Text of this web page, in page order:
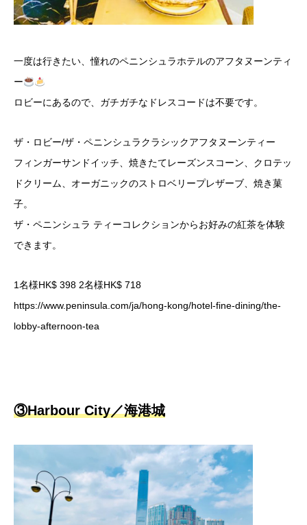
一度は行きたい、憧れのペニンシュラホテルのアフタヌーンティ
ー
ロビーにあるので、ガチガチなドレスコードは不要です。
ザ・ロビー/ザ・ペニンシュラクラシックアフタヌーンティー
フィンガーサンドイッチ、焼きたてレーズンスコーン、クロテッ
ドクリーム、オーガニックのストロベリープレザーブ、焼き菓
子。
ザ・ペニンシュラ ティーコレクションからお好みの紅茶を体験
できます。
1名様HK$ 398 2名様HK$ 718
https://www.peninsula.com/ja/hong-kong/hotel-fine-dining/the-
lobby-afternoon-tea
③Harbour City／海港城